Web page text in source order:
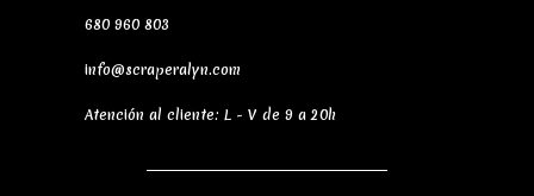
680 960 803
info@scraperalyn.com
Atención al cliente: L - V de 9 a 20h